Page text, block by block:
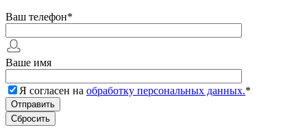
Ваш телефон*
Ваше имя
Я согласен на обработку персональных данных.*